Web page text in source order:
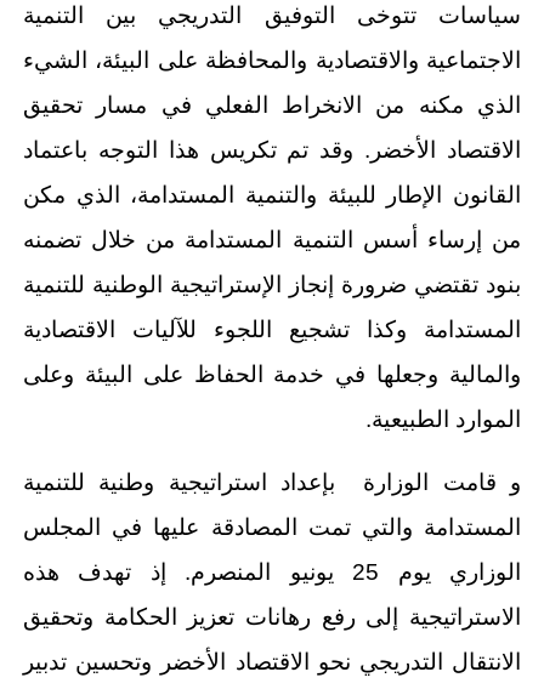
سياسات تتوخى التوفيق التدريجي بين التنمية
الاجتماعية والاقتصادية والمحافظة على البيئة، الشيء
الذي مكنه من الانخراط الفعلي في مسار تحقيق
الاقتصاد الأخضر. وقد تم تكريس هذا التوجه باعتماد
القانون الإطار للبيئة والتنمية المستدامة، الذي مكن
من إرساء أسس التنمية المستدامة من خلال تضمنه
بنود تقتضي ضرورة إنجاز الإستراتيجية الوطنية للتنمية
المستدامة وكذا تشجيع اللجوء للآليات الاقتصادية
والمالية وجعلها في خدمة الحفاظ على البيئة وعلى
الموارد الطبيعية.
و قامت الوزارة بإعداد استراتيجية وطنية للتنمية
المستدامة والتي تمت المصادقة عليها في المجلس
الوزاري يوم 25 يونيو المنصرم. إذ تهدف هذه
الاستراتيجية إلى رفع رهانات تعزيز الحكامة وتحقيق
الانتقال التدريجي نحو الاقتصاد الأخضر وتحسين تدبير